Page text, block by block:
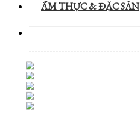
ẨM THỰC & ĐẶC SẢN